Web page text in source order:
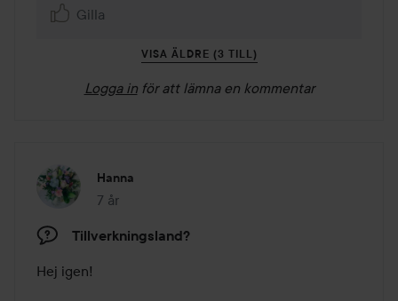
Gilla
VISA ÄLDRE (3 TILL)
Logga in för att lämna en kommentar
Hanna
7 år
Inlägget skapades 7 år
Tillverkningsland?
Hej igen!